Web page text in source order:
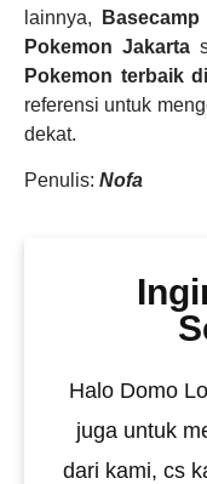
lainnya,
Pokemon Jakarta
Pokemon terbaik
referensi untuk
dekat.
Penulis: Nofa
Halo Domo
juga untuk
dari kami, cs